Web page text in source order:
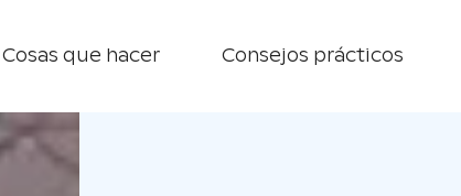
Cosas que hacer Consejos prácticos